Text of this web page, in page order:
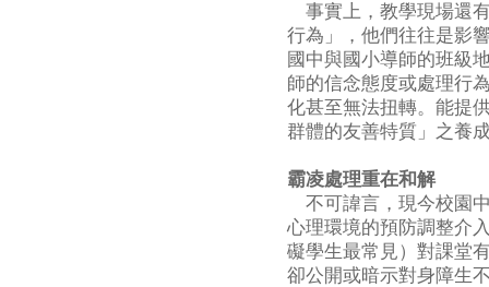
事實上，教學現場還
行為」，他們往往是影
國中與國小導師的班級
師的信念態度或處理行
化甚至無法扭轉。能提
群體的友善特質」之養
霸凌處理重在和解
不可諱言，現今校園
心理環境的預防調整介
礙學生最常見）對課堂
卻公開或暗示對身障生